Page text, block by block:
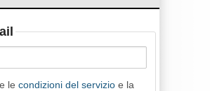
lecondizioni del servizio e la